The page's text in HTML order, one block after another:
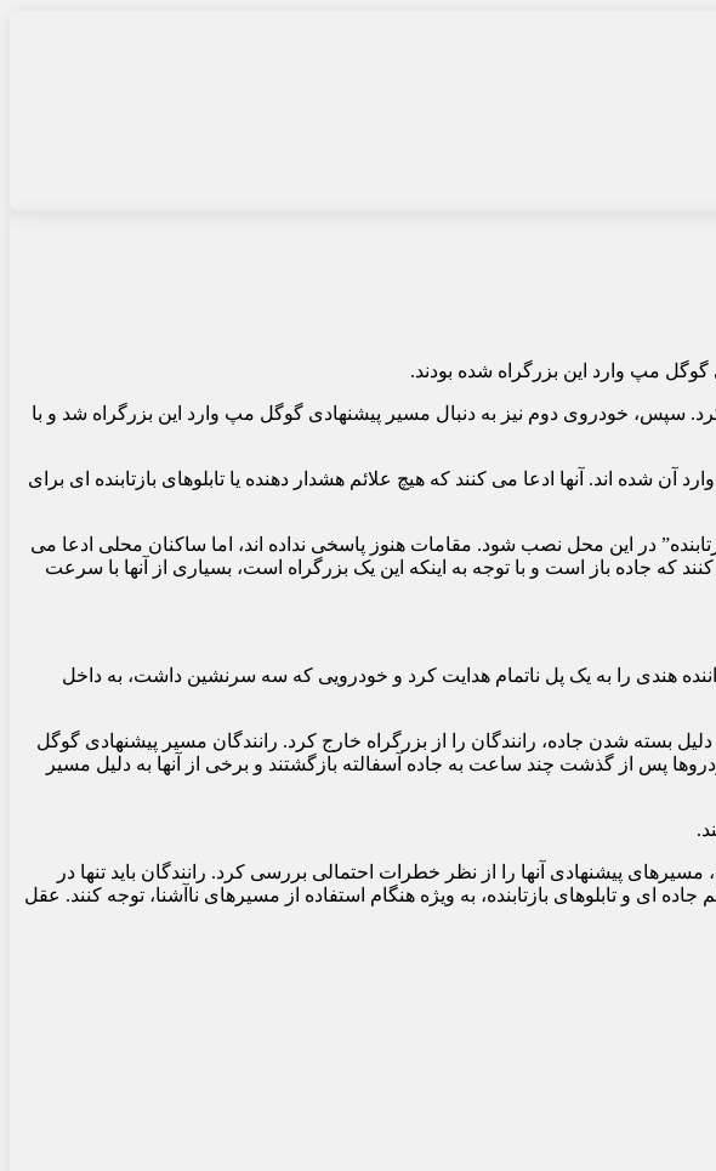
مپ وارد این بزرگراه شده بودند.
جاده تصادف کرد. سپس، خودروی دوم نیز به دنبال مسیر پیشنهادی گوگل مپ وارد این بزرگراه شد و با
شده اند. آنها ادعا می کنند که هیچ علائم هشدار دهنده یا تابلوهای بازتابنده ای برای
در این محل نصب شود. مقامات هنوز پاسخی نداده اند، اما ساکنان محلی ادعا می
که جاده باز است و با توجه به اینکه این یک بزرگراه است، بسیاری از آنها با سرعت
هندی را به یک پل ناتمام هدایت کرد و خودرویی که سه سرنشین داشت، به داخل
بسته شدن جاده، رانندگان را از بزرگراه خارج کرد. رانندگان مسیر پیشنهادی گوگل
پس از گذشت چند ساعت به جاده آسفالته بازگشتند و برخی از آنها به دلیل مسیر
پیشنهادی آنها را از نظر خطرات احتمالی بررسی کرد. رانندگان باید تنها در
و تابلوهای بازتابنده، به ویژه هنگام استفاده از مسیرهای ناآشنا، توجه کنند. عقل